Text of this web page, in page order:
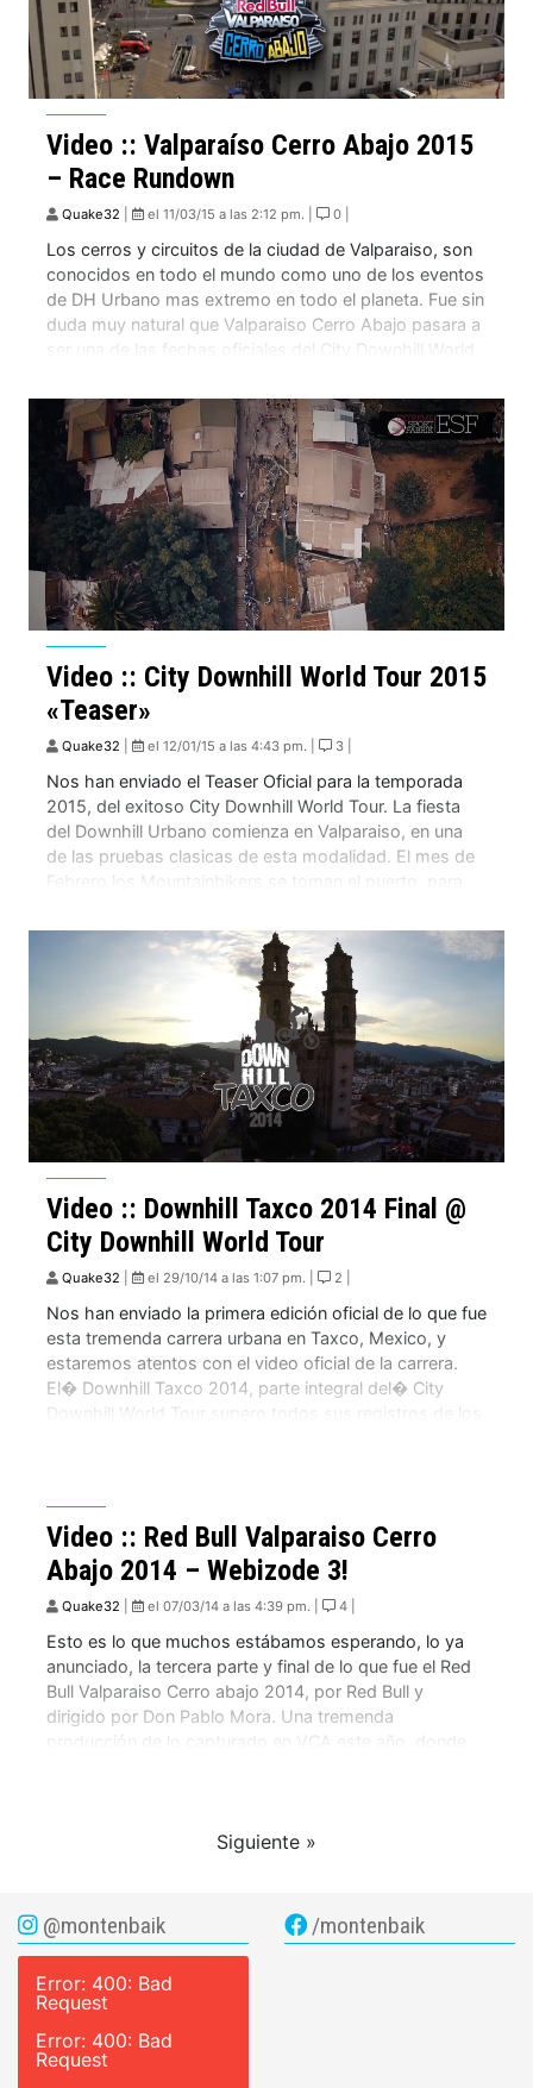
Video :: Valparaíso Cerro Abajo 2015
– Race Rundown
Quake32 el 11/03/15 a las 2:12 pm. | 0 |
Los cerros y circuitos de la ciudad de Valparaiso, son
conocidos en todo el mundo como uno de los eventos
de DH Urbano mas extremo en todo el planeta. Fue sin
duda muy natural que Valparaiso Cerro Abajo pasara a
ser una de las fechas oficiales del City Downhill World
Video :: City Downhill World Tour 2015
«Teaser»
Quake32 el 12/01/15 a las 4:43 pm. | 3 |
Nos han enviado el Teaser Oficial para la temporada
2015, del exitoso City Downhill World Tour. La fiesta
del Downhill Urbano comienza en Valparaiso, en una
de las pruebas clasicas de esta modalidad. El mes de
Febrero los Mountainbikers se toman el puerto, para
expertos, como una de […]
Video :: Downhill Taxco 2014 Final @
City Downhill World Tour
Quake32 el 29/10/14 a las 1:07 pm. | 2 |
Nos han enviado la primera edición oficial de lo que fue
esta tremenda carrera urbana en Taxco, Mexico, y
estaremos atentos con el video oficial de la carrera.
El� Downhill Taxco 2014, parte integral del� City
Downhill World Tour supero todos sus registros de los
Video :: Red Bull Valparaiso Cerro
Abajo 2014 – Webizode 3!
Quake32 el 07/03/14 a las 4:39 pm. | 4 |
Esto es lo que muchos estábamos esperando, lo ya
anunciado, la tercera parte y final de lo que fue el Red
Bull Valparaiso Cerro abajo 2014, por Red Bull y
dirigido por Don Pablo Mora. Una tremenda
producción de lo capturado en VCA este año, donde
Siguiente »
@montenbaik
Error: 400: Bad
Request
Error: 400: Bad
Request
/montenbaik